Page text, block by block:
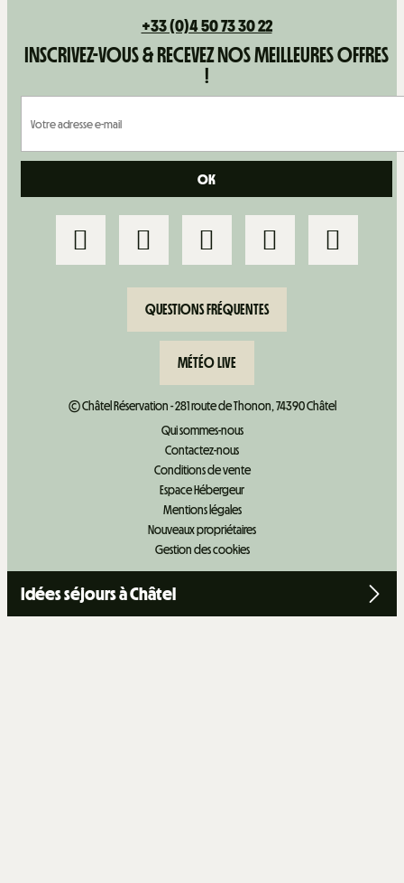
2 PIECES 6 PERSONNES
Streets
Satellite
OpenStreetMap
+33 (0)4 50 73 30 22
INSCRIVEZ-VOUS & RECEVEZ NOS MEILLEURES OFFRES
!
QUESTIONS FRÉQUENTES
MÉTÉO LIVE
© Châtel Réservation - 281 route de Thonon, 74390 Châtel
Qui sommes-nous
Contactez-nous
Conditions de vente
Espace Hébergeur
Mentions légales
Nouveaux propriétaires
Gestion des cookies
Idées séjours à Châtel